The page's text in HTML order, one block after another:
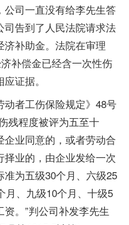
司一直没有给李先生答
告到了人民法院请求法
补助金。法院在审理
补偿金已经含一次性伤
证据。
者工伤保险规定》48号
残程度被评为五至十
业同意的，或者劳动合
业的，由企业发给一次
为五级30个月、六级25
月、九级10个月、十级5
。”判公司补发李先生